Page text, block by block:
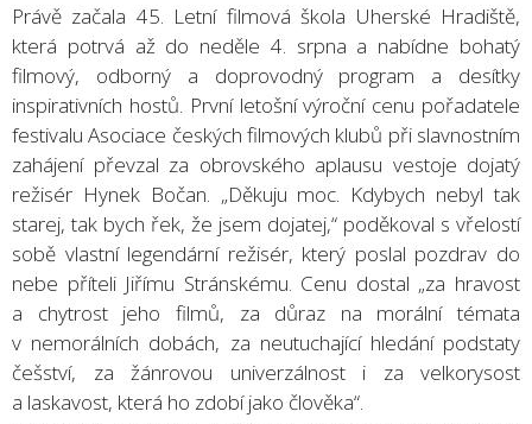
Právě začala 45. Letní filmová škola Uherské Hradiště,
která potrvá až do neděle 4. srpna a nabídne bohatý
filmový, odborný a doprovodný program a desítky
inspirativních hostů. První letošní výroční cenu pořadatele
festivalu Asociace českých filmových klubů při slavnostním
zahájení převzal za obrovského aplausu vestoje dojatý
režisér Hynek Bočan. „Děkuju moc. Kdybych nebyl tak
starej, tak bych řek, že jsem dojatej,“ poděkoval s vřelostí
sobě vlastní legendární režisér, který poslal pozdrav do
nebe příteli Jiřímu Stránskému. Cenu dostal „za hravost
a chytrost jeho filmů, za důraz na morální témata
v nemorálních dobách, za neutuchající hledání podstaty
češství, za žánrovou univerzálnost i za velkorysost
a laskavost, která ho zdobí jako člověka“.